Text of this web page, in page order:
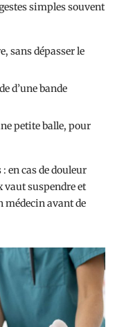
simples souvent
sans dépasser le
d’une bande
petite balle, pour
en cas de douleur
vaut suspendre et
médecin avant de